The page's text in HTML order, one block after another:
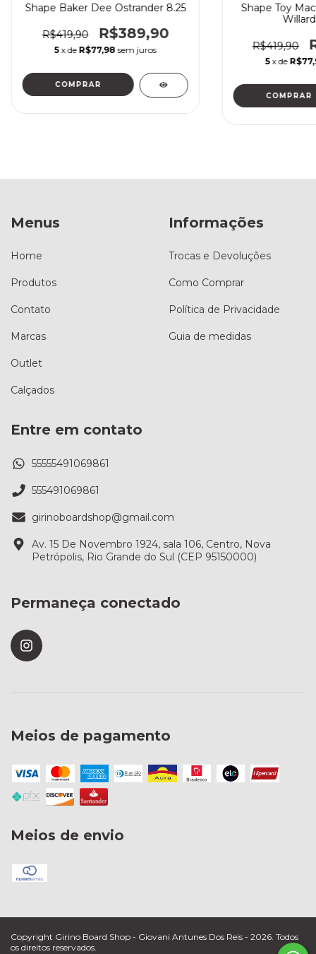
Shape Baker Dee Ostrander 8.25
R$419,90 R$389,90
5 x de R$77,98 sem juros
COMPRAR
Shape Toy
R$419,90
5 x de
COMPRAR
Menus
Home
Produtos
Contato
Marcas
Outlet
Calçados
Informações
Trocas e Devoluções
Como Comprar
Política de Privacidade
Guia de medidas
Entre em contato
55555491069861
555491069861
girinoboardshop@gmail.com
Av. 15 De Novembro 1924, sala 106, Centro, Nova
Petrópolis, Rio Grande do Sul (CEP 95150000)
Permaneça conectado
Meios de pagamento
Meios de envio
Copyright Girino Board Shop - Giovani Antunes Dos Reis - 2026. Todos
os direitos reservados.